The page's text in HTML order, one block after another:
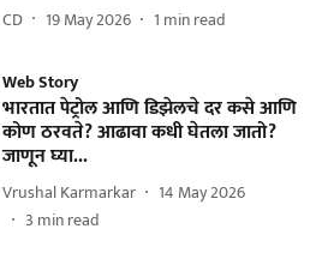
CD 19 May 2026 1 min read
Web Story
भारतात पेट्रोल आणि डिझेलचे दर कसे आणि
कोण ठरवते? आढावा कधी घेतला जातो?
जाणून घ्या...
Vrushal Karmarkar
14 May 2026
3 min read